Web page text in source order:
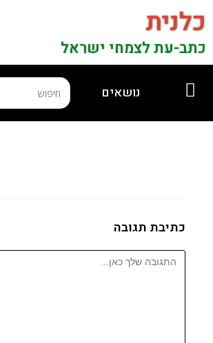
כלנית
כתב-עת לצמחי ישראל
נושאים
כתיבת תגובה